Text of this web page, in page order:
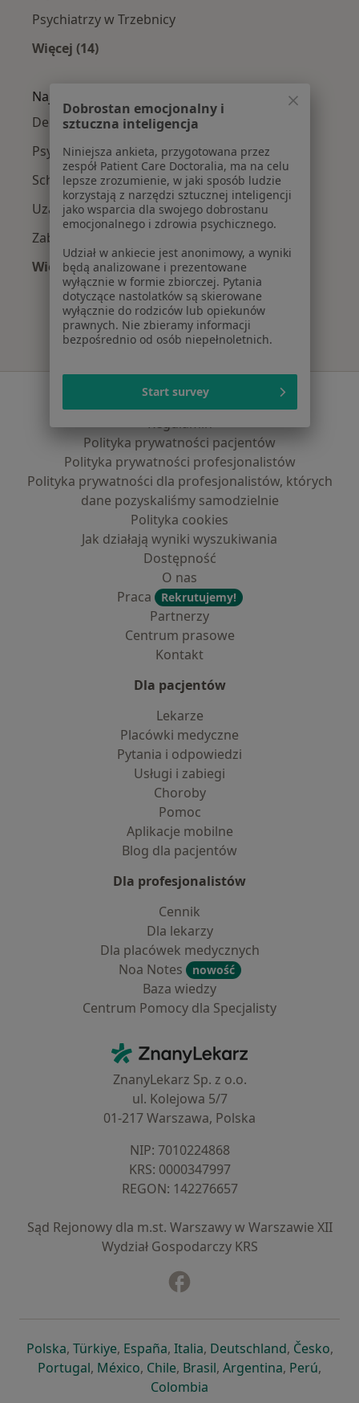
Psychiatrzy w Trzebnicy
Więcej (14)
Najczęście leczone choroby
Depresja w Oleśnicy
Psychoza w Oleśnicy
Schizofrenia w Oleśnicy
Uzależnienia w Oleśnicy
Zaburzenia osobowości w Oleśnicy
Więcej (15)
Więcej w kategorii: Najczęście leczone
Serwis
Regulamin
Polityka prywatności pacjentów
Polityka prywatności profesjonalistów
Polityka prywatności dla profesjonalistów, których
dane pozyskaliśmy samodzielnie
Polityka cookies
Jak działają wyniki wyszukiwania
Dostępność
O nas
Praca
Rekrutujemy!
Partnerzy
Centrum prasowe
Kontakt
Dla pacjentów
Lekarze
Placówki medyczne
Pytania i odpowiedzi
Usługi i zabiegi
Choroby
Pomoc
Aplikacje mobilne
Blog dla pacjentów
Dla profesjonalistów
Cennik
Dla lekarzy
Dla placówek medycznych
Noa Notes
nowość
Baza wiedzy
Centrum Pomocy dla Specjalisty
ZnanyLekarz - Strona główna
ZnanyLekarz Sp. z o.o.
ul. Kolejowa 5/7
01-217 Warszawa, Polska
NIP: ⁠7010224868
KRS: ⁠0000347997
REGON: ⁠142276657
Sąd Rejonowy dla m.st. Warszawy w Warszawie XII
Wydział Gospodarczy KRS
Polskaotwiera się w nowej karcie
, Türkiyeotwiera się w nowej karcie
, Españaotwiera się w nowej karcie
, Italiaotwiera się w nowej
, Deutschlandotwiera się
, Česko,
Portugalotwiera się w nowej karcie
, Méxicootwiera się w nowej karcie
, Chileotwiera się w nowej karcie
, Brasilotwiera się w nowej
, Argentinaotwiera się
, Perú,
Colombia
Dobrostan emocjonalny i
sztuczna inteligencja
Niniejsza ankieta, przygotowana przez
zespół Patient Care Doctoralia, ma na celu
lepsze zrozumienie, w jaki sposób ludzie
korzystają z narzędzi sztucznej inteligencji
jako wsparcia dla swojego dobrostanu
emocjonalnego i zdrowia psychicznego.
Udział w ankiecie jest anonimowy, a wyniki
będą analizowane i prezentowane
wyłącznie w formie zbiorczej. Pytania
dotyczące nastolatków są skierowane
wyłącznie do rodziców lub opiekunów
prawnych. Nie zbieramy informacji
bezpośrednio od osób niepełnoletnich.
Start survey